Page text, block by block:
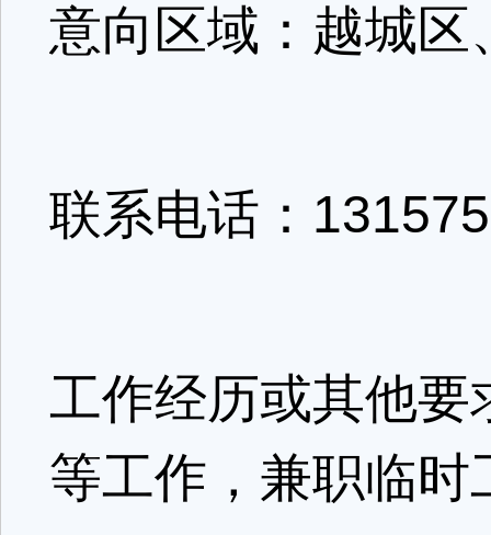
意向区域：
联系电话：
工作经历或其他
等工作，兼职临